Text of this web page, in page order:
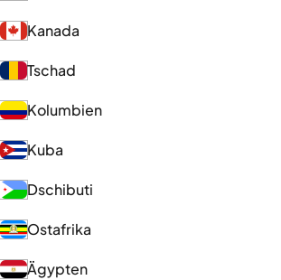
Kanada
Tschad
Kolumbien
Kuba
Dschibuti
Ostafrika
Ägypten